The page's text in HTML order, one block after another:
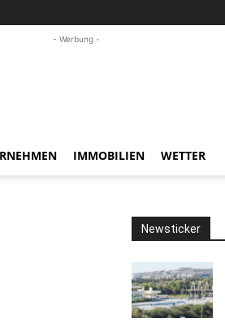
- Werbung -
IMMOBILIEN WETTER
Newsticker